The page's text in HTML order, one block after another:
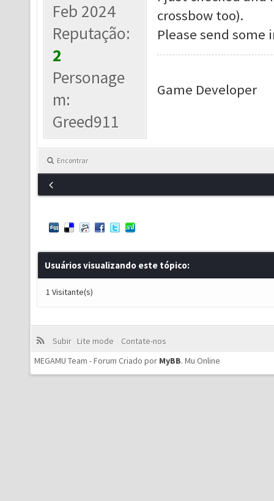
Feb 2024
Reputação:
2
Personage
m:
Greed911
crossbow too).
Please send
Game Developer
Encontrar
Usuários visualizando este tópico:
1 Visitante(s)
Subir Lite mode
Contate-nos
MEGAMU Team - Forum Criado por MyBB. Mu Online